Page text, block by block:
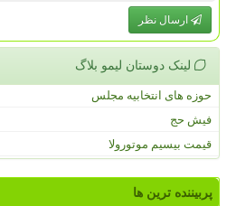
ارسال نظر
لینک دوستان لیمو بلاگ
حوزه های انتخابیه مجلس
فیش حج
قیمت بیسیم موتورولا
پربیننده ترین ها